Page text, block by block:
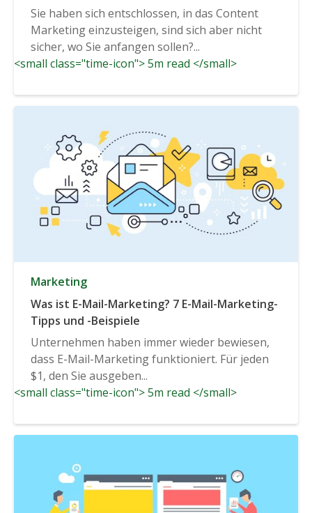
Sie haben sich entschlossen, in das Content
Marketing einzusteigen, sind sich aber nicht
sicher, wo Sie anfangen sollen?...
<small class="time-icon"> 5m read </small>
Marketing
Was ist E-Mail-Marketing? 7 E-Mail-Marketing-
Tipps und -Beispiele
Unternehmen haben immer wieder bewiesen,
dass E-Mail-Marketing funktioniert. Für jeden
$1, den Sie ausgeben...
<small class="time-icon"> 5m read </small>